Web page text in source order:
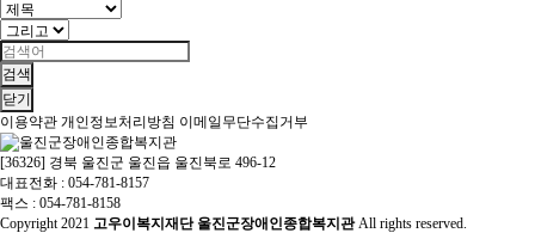
검색
닫기
이용약관 개인정보처리방침 이메일무단수집거부
[36326] 경북 울진군 울진읍 울진북로 496-12
대표전화 : 054-781-8157
팩스 : 054-781-8158
Copyright2021 고우이복지재단 울진군장애인종합복지관All rights reserved.